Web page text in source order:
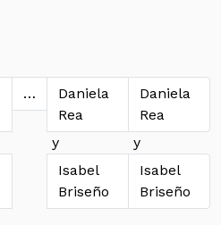
…
Daniela
Rea
y
Isabel
Briseño
Daniela
Rea
y
Isabel
Briseño